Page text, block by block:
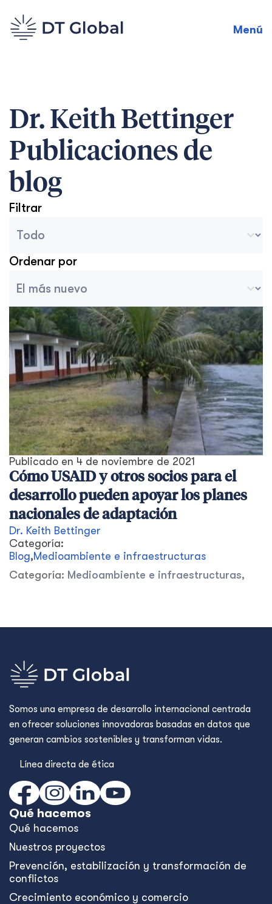
Menú
Dr. Keith Bettinger
Publicaciones de
blog
Filtrar
Ordenar por
Publicado en 4 de noviembre de 2021
Cómo USAID y otros socios para el
desarrollo pueden apoyar los planes
nacionales de adaptación
Dr. Keith Bettinger
Categoría:
Blog,Medioambiente e infraestructuras
Categoría: Medioambiente e infraestructuras,
Somos una empresa de desarrollo internacional centrada
en ofrecer soluciones innovadoras basadas en datos que
generan cambios sostenibles y transforman vidas.
Línea directa de ética
Qué hacemos
Qué hacemos
Nuestros proyectos
Prevención, estabilización y transformación de
conflictos
Crecimiento económico y comercio